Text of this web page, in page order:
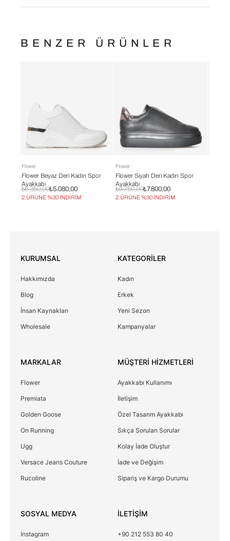
BENZER ÜRÜNLER
Flower
Flower Beyaz Deri Kadın Spor
Ayakkabı
₺5.080,00
₺6.350,00
2.ÜRÜNE %30 İNDİRİM
Flower
Flower Siyah Deri Kadın Spor
Ayakkabı
₺7.800,00
₺9.750,00
2.ÜRÜNE %30 İNDİRİM
KURUMSAL
Hakkımızda
Blog
İnsan Kaynakları
Wholesale
KATEGORİLER
Kadın
Erkek
Yeni Sezon
Kampanyalar
MARKALAR
Flower
Premiata
Golden Goose
On Running
Ugg
Versace Jeans Couture
Rucoline
MÜŞTERİ HİZMETLERİ
Ayakkabı Kullanımı
İletişim
Özel Tasarım Ayakkabı
Sıkça Sorulan Sorular
Kolay İade Oluştur
İade ve Değişim
Sipariş ve Kargo Durumu
SOSYAL MEDYA
Instagram
İLETİŞİM
+90 212 553 80 40